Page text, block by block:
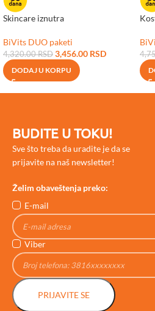
Skincare iznutra
BiVits DUO paketi
4,320.00RSD 3,456.00 RSD
DODAJ U KORPU
BUDITE U TOKU!
Sve što treba da uradite je da se
prijavite na naš newsletter!
Želim obaveštenja preko:
E-mail
Viber
PRIJAVITE SE